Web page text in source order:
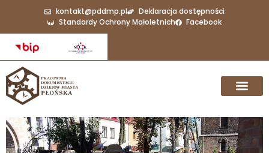
kontakt@pddmp.pl
Deklaracja dostępności
Standardy Ochrony Małoletnich
Facebook